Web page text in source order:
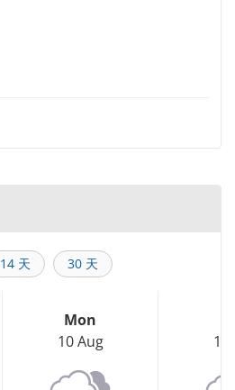
14 天 30 天
Mon
10 Aug
11